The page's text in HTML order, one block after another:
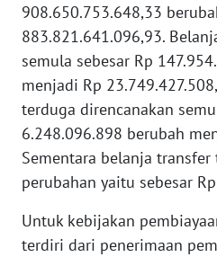
908.650.753.648,33
883.821.641.096,93.
semula sebesar Rp
menjadi Rp
terduga direncanakan
6.248.096.898 berubah
Sementara belanja
perubahan yaitu sebesar
Untuk kebijakan
terdiri dari penerimaan
WN
SUMSEL
WN
BENGKULU
WN
WN
JATENG